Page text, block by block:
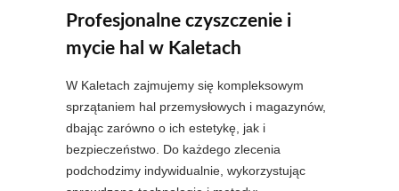
Profesjonalne czyszczenie i
mycie hal w Kaletach
W Kaletach zajmujemy się kompleksowym
sprzątaniem hal przemysłowych i magazynów,
dbając zarówno o ich estetykę, jak i
bezpieczeństwo. Do każdego zlecenia
podchodzimy indywidualnie, wykorzystując